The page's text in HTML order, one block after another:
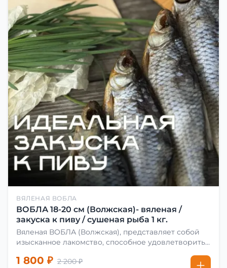
ВЯЛЕНАЯ ВОБЛА
ВОБЛА 18-20 см (Волжская)- вяленая /
закуска к пиву / сушеная рыба 1 кг.
Вяленая ВОБЛА (Волжская), представляет собой
изысканное лакомство, способное удовлетворить
сделать вяленую воблу, её сначала хорошо солят.
1 800 ₽ 2 200 ₽